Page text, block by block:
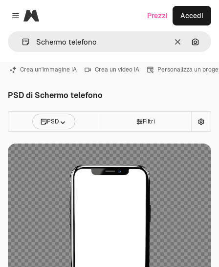
Close menu
Magnific
CancellaCerca
Prezzi Accedi
Crea un'immagine IA Crea un video IA Personalizza un
PSD di Schermo telefono
PSD Filtri